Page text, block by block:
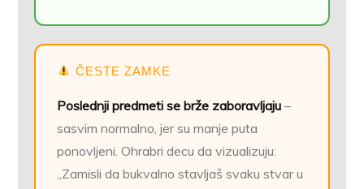
ČESTE ZAMKE
Poslednji predmeti se brže zaboravljaju –
sasvim normalno, jer su manje puta
ponovljeni. Ohrabri decu da vizualizuju:
„Zamisli da bukvalno stavljaš svaku stvar u